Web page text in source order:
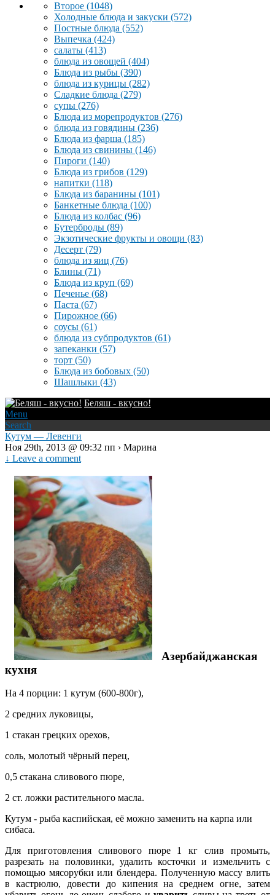
Второе (1048)
Холодные блюда и закуски (572)
Постные блюда (552)
Выпечка (424)
салаты (413)
блюда из овощей (404)
Блюда из рыбы (390)
блюда из курицы (282)
Сладкие блюда (279)
супы (276)
Блюда из морепродуктов (276)
блюда из говядины (236)
Блюда из фарша (185)
Блюда из свинины (146)
Пироги (140)
Блюда из грибов (129)
напитки (118)
Блюда из баранины (101)
Банкетные блюда (100)
Блюда из колбас (96)
Бутерброды (89)
Экзотические фрукты и овощи (83)
Десерт (79)
блюда из яиц (76)
Блины (71)
Блюда из круп (69)
Печенье (68)
Паста (67)
Пирожное (66)
соусы (61)
блюда из субпродуктов (61)
запеканки (57)
торт (50)
Блюда из бобовых (50)
Шашлыки (43)
Беляш - вкусно!
Menu
Search
Кутум — Левенги
Ноя 29th, 2013 @ 09:32 пп › Марина
↓ Leave a comment
Азербайджанская
кухня
На 4 порции: 1 кутум (600-800г),
2 средних луковицы,
1 стакан грецких орехов,
соль, молотый чёрный перец,
0,5 стакана сливового пюре,
2 ст. ложки растительного масла.
Кутум - рыба каспийская, её можно заменить на карпа или
сибаса.
Для приготовления сливового пюре 1 кг слив промыть,
разрезать на половинки, удалить косточки и измельчить с
помощью мясорубки или блендера. Полученную массу влить
в кастрюлю, довести до кипения на среднем огне, затем